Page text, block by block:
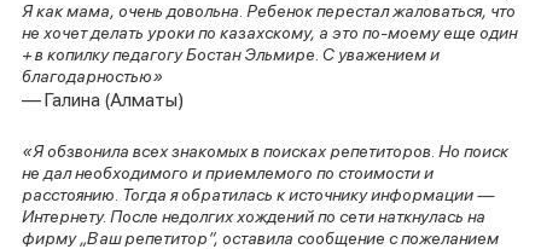
Я как мама, очень довольна. Ребенок перестал жаловаться, что
не хочет делать уроки по казахскому, а это по-моему еще один
+ в копилку педагогу Бостан Эльмире. С уважением и
благодарностью»
— Галина (Алматы)
«Я обзвонила всех знакомых в поисках репетиторов. Но поиск
не дал необходимого и приемлемого по стоимости и
расстоянию. Тогда я обратилась к источнику информации —
Интернету. После недолгих хождений по сети наткнулась на
фирму „Ваш репетитор“, оставила сообщение с пожеланием